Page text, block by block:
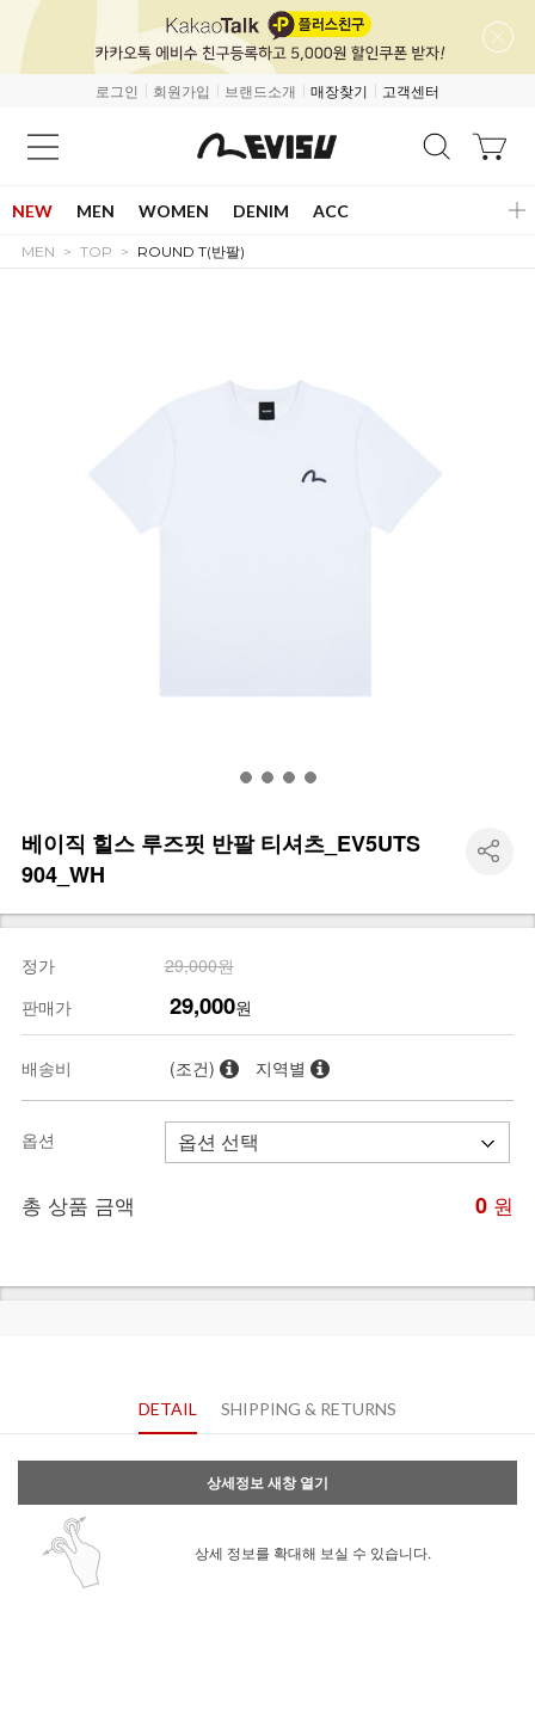
로그인 회원가입 브랜드소개 매장찾기 고객센터
NEW MEN WOMEN DENIM ACC
MEN TOP ROUND T(반팔)
베이직 힐스 루즈핏 반팔 티셔츠_EV5UTS
904_WH
정가
29,000원
판매가
29,000원
배송비 (조건) 지역별
옵션
총 상품 금액 0 원
DETAIL SHIPPING & RETURNS
상세정보 새창 열기
상세 정보를 확대해 보실 수 있습니다.